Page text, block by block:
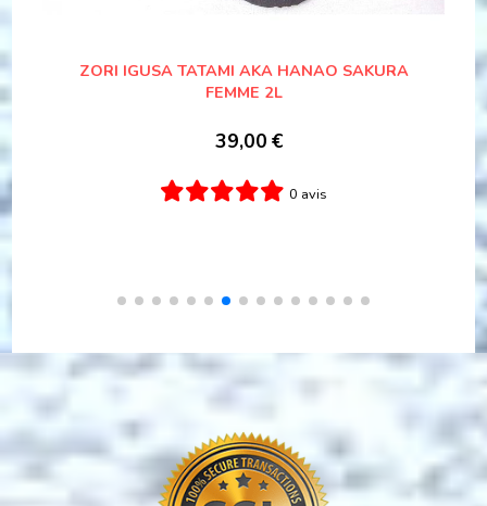
ZORI IGUSA TATAMI AKA HANAO SAKURA
FEMME 2L
39,00 €
0 avis